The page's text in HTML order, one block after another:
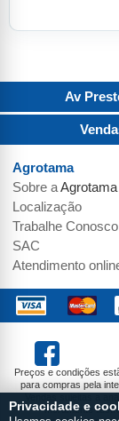
Av
Agrotama
Sobre aAgrotama
Localização
Trabalhe Conosco
SAC
Atendimento
Preços e condições
para compras pela
Vendas sujeitas a
meramente
Privacidade e